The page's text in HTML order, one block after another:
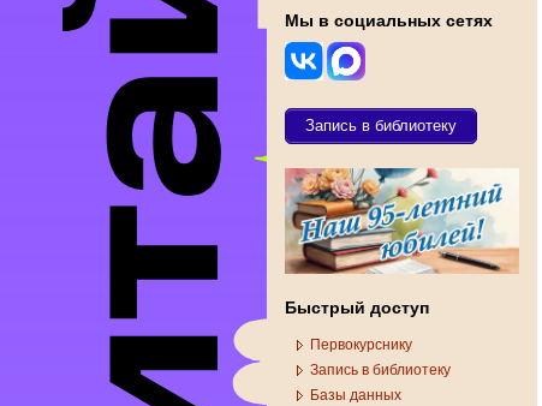
Мы в социальных сетях
Запись в библиотеку
Быстрый доступ
Первокурснику
Запись в библиотеку
Базы данных